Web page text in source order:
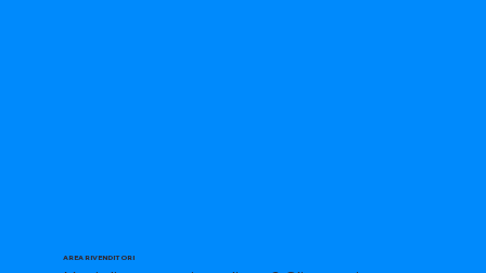
AREA RIVENDITORI